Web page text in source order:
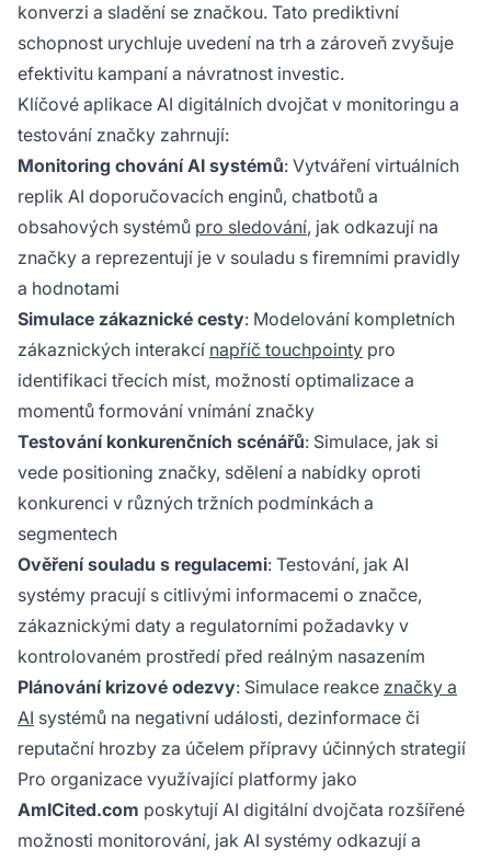
konverzi a sladění se značkou. Tato prediktivní
schopnost urychluje uvedení na trh a zároveň zvyšuje
efektivitu kampaní a návratnost investic.
Klíčové aplikace AI digitálních dvojčat v monitoringu a
testování značky zahrnují:
Monitoring chování AI systémů: Vytváření virtuálních
replik AI doporučovacích enginů, chatbotů a
obsahových systémů pro sledování, jak odkazují na
značky a reprezentují je v souladu s firemními pravidly
a hodnotami
Simulace zákaznické cesty: Modelování kompletních
zákaznických interakcí napříč touchpointy pro
identifikaci třecích míst, možností optimalizace a
momentů formování vnímání značky
Testování konkurenčních scénářů: Simulace, jak si
vede positioning značky, sdělení a nabídky oproti
konkurenci v různých tržních podmínkách a
segmentech
Ověření souladu s regulacemi: Testování, jak AI
systémy pracují s citlivými informacemi o značce,
zákaznickými daty a regulatorními požadavky v
kontrolovaném prostředí před reálným nasazením
Plánování krizové odezvy: Simulace reakce značky a
AI systémů na negativní události, dezinformace či
reputační hrozby za účelem přípravy účinných strategií
Pro organizace využívající platformy jako
AmICited.com poskytují AI digitální dvojčata rozšířené
možnosti monitorování, jak AI systémy odkazují a